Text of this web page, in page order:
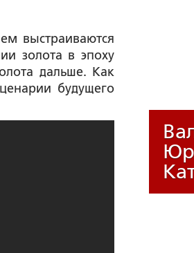
выстраиваются
золота в эпоху
дальше. Как
будущего